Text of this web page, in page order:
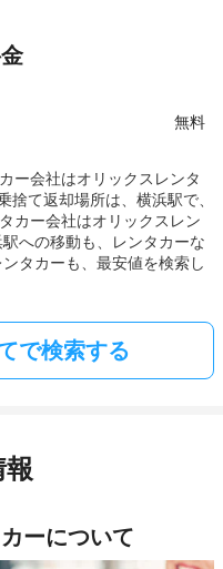
無料
ー会社はオリックスレンタ
て返却場所は、横浜駅で、
カー会社はオリックスレン
への移動も、レンタカーな
タカーも、最安値を検索し
で検索する
報
ーについて